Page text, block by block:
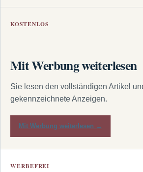
KOSTENLOS
Mit Werbung weiterlesen
Sie lesen den vollständigen Artikel
gekennzeichnete Anzeigen.
Mit Werbung weiterlesen →
WERBEFREI